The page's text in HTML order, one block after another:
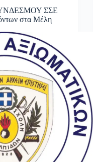
ΣΣΕ
στα Μέλη